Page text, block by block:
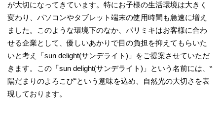
が大切になってきています。特にお子様の生活環境は大きく
変わり、パソコンやタブレット端末の使用時間も急速に増え
ました。このような環境下のなか、パリミキはお客様に合わ
せる企業として、優しいあかりで目の負担を抑えてもらいた
いと考え「sun delight(サンデライト)」をご提案させていただ
きます。この「sun delight(サンデライト)」という名前には、‶
陽だまりのよろこび“という意味を込め、自然光の大切さを表
現しております。